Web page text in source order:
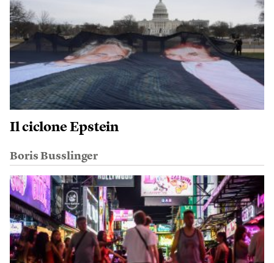
Il ciclone Epstein
Boris Busslinger